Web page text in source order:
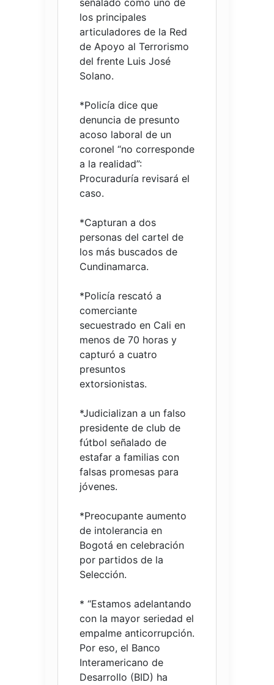
señalado como uno de
los principales
articuladores de la Red
de Apoyo al Terrorismo
del frente Luis José
Solano.
*Policía dice que
denuncia de presunto
acoso laboral de un
coronel “no corresponde
a la realidad”:
Procuraduría revisará el
caso.
*Capturan a dos
personas del cartel de
los más buscados de
Cundinamarca.
*Policía rescató a
comerciante
secuestrado en Cali en
menos de 70 horas y
capturó a cuatro
presuntos
extorsionistas.
*Judicializan a un falso
presidente de club de
fútbol señalado de
estafar a familias con
falsas promesas para
jóvenes.
*Preocupante aumento
de intolerancia en
Bogotá en celebración
por partidos de la
Selección.
* “Estamos adelantando
con la mayor seriedad el
empalme anticorrupción.
Por eso, el Banco
Interamericano de
Desarrollo (BID) ha